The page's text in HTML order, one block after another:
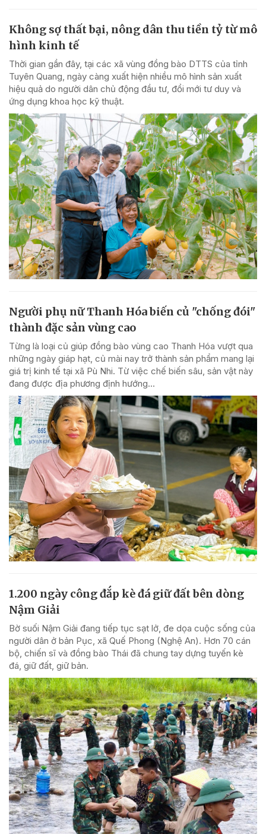
Không sợ thất bại, nông dân thu tiền tỷ từ mô
hình kinh tế
Thời gian gần đây, tại các xã vùng đồng bào DTTS của tỉnh
Tuyên Quang, ngày càng xuất hiện nhiều mô hình sản xuất
hiệu quả do người dân chủ động đầu tư, đổi mới tư duy và
ứng dụng khoa học kỹ thuật.
Người phụ nữ Thanh Hóa biến củ "chống đói"
thành đặc sản vùng cao
Từng là loại củ giúp đồng bào vùng cao Thanh Hóa vượt qua
những ngày giáp hạt, củ mài nay trở thành sản phẩm mang lại
giá trị kinh tế tại xã Pù Nhi. Từ việc chế biến sâu, sản vật này
đang được địa phương định hướng...
1.200 ngày công đắp kè đá giữ đất bên dòng
Nậm Giải
Bờ suối Nậm Giải đang tiếp tục sạt lở, đe dọa cuộc sống của
người dân ở bản Pục, xã Quế Phong (Nghệ An). Hơn 70 cán
bộ, chiến sĩ và đồng bào Thái đã chung tay dựng tuyến kè
đá, giữ đất, giữ bản.